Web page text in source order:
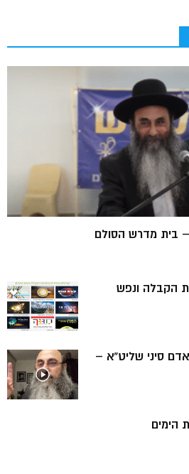
– בית מדרש הסולם
הקבלה ונפש
סיני שליט”א –
הימים